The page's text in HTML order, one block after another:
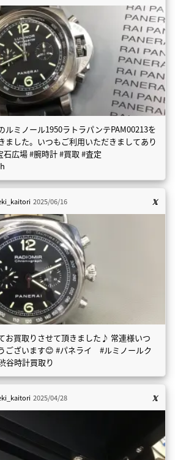
ルミノール1950ラトラパンテPAM00213を
ました。いつもご利用いただきましてあり
広場 #腕時計 #買取 #査定
2025/06/16
買取りさせて頂きました♪ 常連様いつ
ございます😊 #パネライ #ルミノールク
時計買取り
2025/04/28